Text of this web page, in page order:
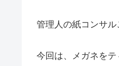
管理人の紙コンサル
今回は、メガネを